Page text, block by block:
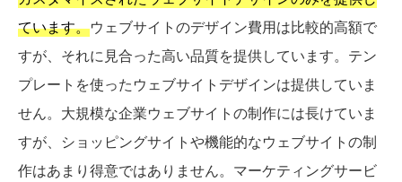
ています。ウェブサイトのデザイン費用は比較的高額で
すが、それに見合った高い品質を提供しています。テン
プレートを使ったウェブサイトデザインは提供していま
せん。大規模な企業ウェブサイトの制作には長けていま
すが、ショッピングサイトや機能的なウェブサイトの制
作はあまり得意ではありません。マーケティングサービ